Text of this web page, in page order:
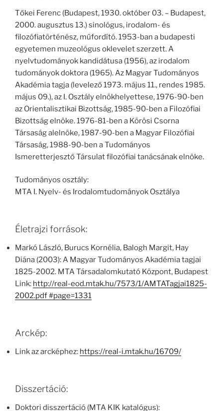
Tőkei Ferenc (Budapest, 1930. október 03. – Budapest,
2000. augusztus 13.) sinológus, irodalom- és
filozófiatörténész, műfordító. 1953-ban a budapesti
egyetemen muzeológus oklevelet szerzett. A
nyelvtudományok kandidátusa (1956), az irodalom
tudományok doktora (1965). Az Magyar Tudományos
Akadémia tagja (levelező 1973. május 11., rendes 1985.
május 09.), az I. Osztály elnökhelyettese, 1976-90-ben
az Orientalisztikai Bizottság, 1985-90-ben a Filozófiai
Bizottság elnöke. 1976-81-ben a Körösi Csorna
Társaság alelnöke, 1987-90-ben a Magyar Filozófiai
Társaság, 1988-90-ben a Tudományos
Ismeretterjesztő Társulat filozófiai tanácsának elnöke.
Tudományos osztály:
MTA I. Nyelv- és Irodalomtudományok Osztálya
Életrajzi források:
Markó László, Burucs Kornélia, Balogh Margit, Hay
Diána (2003): A Magyar Tudományos Akadémia tagjai
1825-2002. MTA Társadalomkutató Központ, Budapest
Link: http://real-eod.mtak.hu/7573/1/AMTATagjai1825-
2002.pdf #page=1331
Arckép:
Link az arcképhez: https://real-i.mtak.hu/16709/
Disszertáció:
Doktori disszertáció (MTA KIK katalógus):